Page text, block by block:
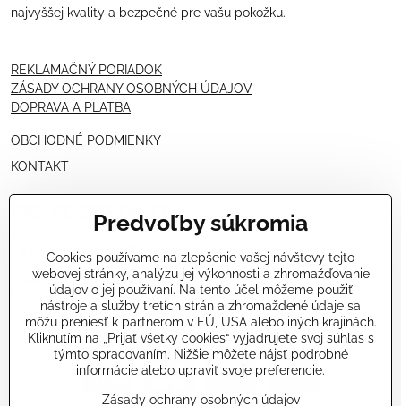
najvyššej kvality a bezpečné pre vašu pokožku.
REKLAMAČNÝ PORIADOK
ZÁSADY OCHRANY OSOBNÝCH ÚDAJOV
DOPRAVA A PLATBA
OBCHODNÉ PODMIENKY
KONTAKT
PRE KOZMETIČKY
VÝHODNÁ PONUKA PRE PROFESIONÁLOV
NÁVODY OŠETRENÍ - VIDEÁ
ŠKOLENIE KOZMETIČIEK V TALIANSKU
Predvoľby súkromia
Cookies používame na zlepšenie vašej návštevy tejto
webovej stránky, analýzu jej výkonnosti a zhromažďovanie
údajov o jej používaní. Na tento účel môžeme použiť
nástroje a služby tretích strán a zhromaždené údaje sa
môžu preniesť k partnerom v EÚ, USA alebo iných krajinách.
Kliknutím na „Prijať všetky cookies“ vyjadrujete svoj súhlas s
týmto spracovaním. Nižšie môžete nájsť podrobné
informácie alebo upraviť svoje preferencie.
Zásady ochrany osobných údajov